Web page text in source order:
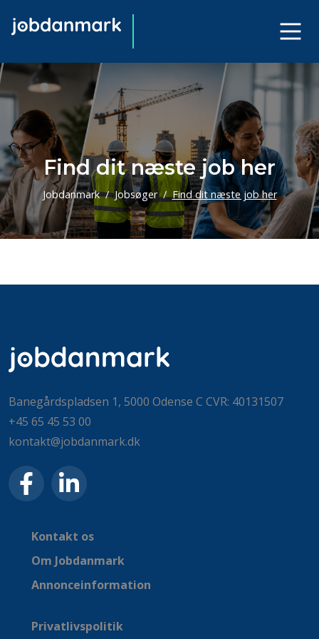
Find dit næste job her
Jobdanmark Jobsøger Find dit næste job her
Banegårdspladsen 1, 5000 Odense C CVR: 40131507
+45 65 45 53 00
kontakt@jobdanmark.dk
Kontakt os
Om Jobdanmark
Annonceinformation
Privatlivspolitik